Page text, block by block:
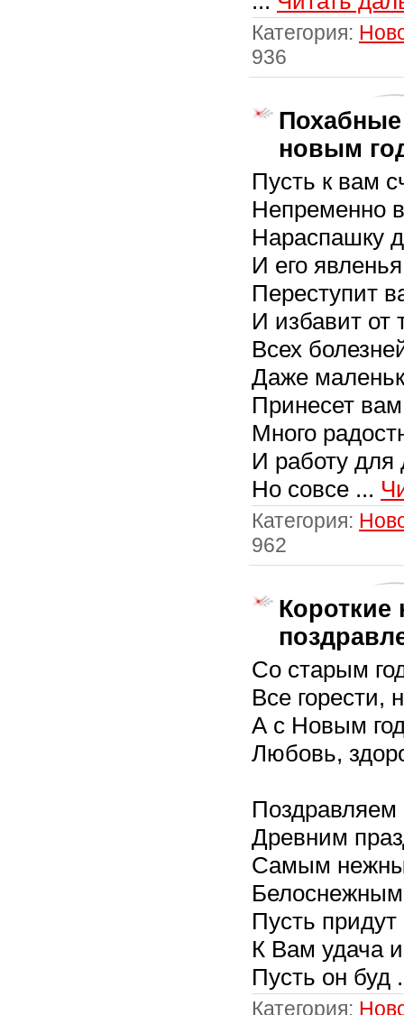
Категория:
936
новым
Пусть к вам
Непременно
Нараспашку
И его
Переступит
И избавит от
Всех
Даже
Принесет
Много
И работу
Но совсе ...
Категория:
962
Короткие
Со старым
Все горести,
А с Новым
Любовь,
Древним
Самым
Пусть
К Вам удача
Пусть он буд
Категория: